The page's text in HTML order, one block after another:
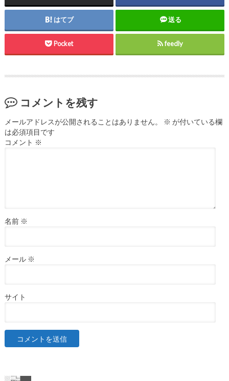
はてブ 送る
Pocket feedly
コメントを残す
メールアドレスが公開されることはありません。 ※ が付いている欄
は必須項目です
コメント ※
名前 ※
メール ※
サイト